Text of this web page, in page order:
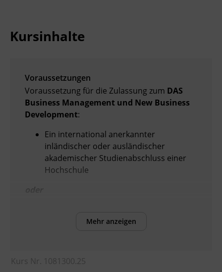
Kursinhalte
Voraussetzungen
Voraussetzung für die Zulassung zum DAS
Business Management und New Business
Development:
Ein international anerkannter
inländischer oder ausländischer
akademischer Studienabschluss einer
Hochschule
festzustellende gleich zu haltende Eignung,
einjährige Berufspraxis
Mehr anzeigen
Kurs Nr. 1081300.25